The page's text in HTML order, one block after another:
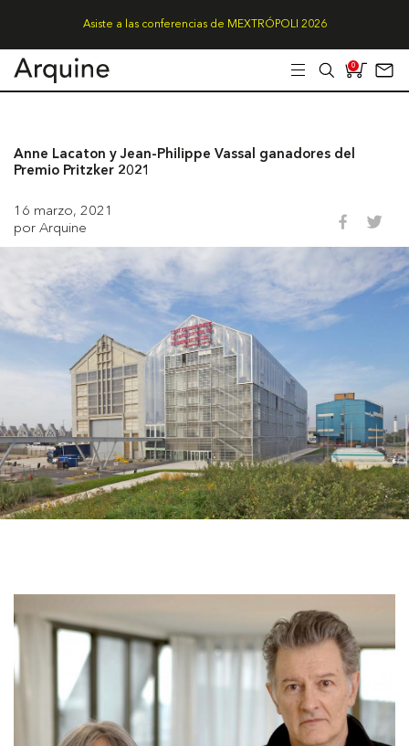
Asiste a las conferencias de MEXTRÓPOLI 2026
0
Anne Lacaton y Jean-Philippe Vassal ganadores del
Premio Pritzker 2021
16 marzo, 2021
por Arquine